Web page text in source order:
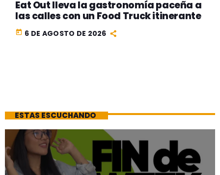
Eat Out lleva la gastronomía paceña a
las calles con un Food Truck itinerante
today 6 DE AGOSTO DE 2026
ESTAS ESCUCHANDO